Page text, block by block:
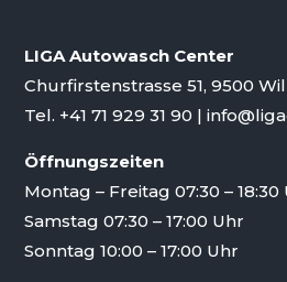
LIGA Autowasch Center
Churfirstenstrasse 51, 9500 Wil
Tel. +41 71 929 31 90 |
Öffnungszeiten
Montag – Freitag 07:30 – 18:30
Samstag 07:30 – 17:00 Uhr
Sonntag 10:00 – 17:00 Uhr